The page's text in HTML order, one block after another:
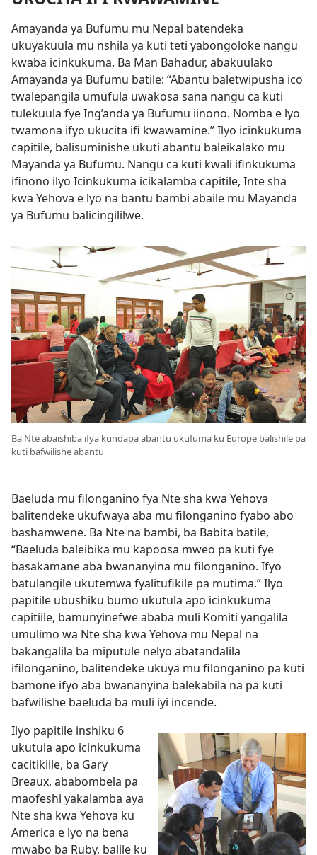
Amayanda ya Bufumu mu Nepal batendeka
ukuyakuula mu nshila ya kuti teti yabongoloke nangu
kwaba icinkukuma. Ba Man Bahadur, abakuulako
Amayanda ya Bufumu batile: “Abantu baletwipusha ico
twalepangila umufula uwakosa sana nangu ca kuti
tulekuula fye Ing’anda ya Bufumu iinono. Nomba e lyo
twamona ifyo ukucita ifi kwawamine.” Ilyo icinkukuma
capitile, balisuminishe ukuti abantu baleikalako mu
Mayanda ya Bufumu. Nangu ca kuti kwali ifinkukuma
ifinono ilyo Icinkukuma icikalamba capitile, Inte sha
kwa Yehova e lyo na bantu bambi abaile mu Mayanda
ya Bufumu balicingililwe.
Ba Nte abaishiba ifya kundapa abantu ukufuma ku Europe balishile pa
kuti bafwilishe abantu
Baeluda mu filonganino fya Nte sha kwa Yehova
balitendeke ukufwaya aba mu filonganino fyabo abo
bashamwene. Ba Nte na bambi, ba Babita batile,
“Baeluda baleibika mu kapoosa mweo pa kuti fye
basakamane aba bwananyina mu filonganino. Ifyo
batulangile ukutemwa fyalitufikile pa mutima.” Ilyo
papitile ubushiku bumo ukutula apo icinkukuma
capitiile, bamunyinefwe ababa muli Komiti yangalila
umulimo wa Nte sha kwa Yehova mu Nepal na
bakangalila ba miputule nelyo abatandalila
ifilonganino, balitendeke ukuya mu filonganino pa kuti
bamone ifyo aba bwananyina balekabila na pa kuti
bafwilishe baeluda ba muli iyi incende.
Ilyo papitile inshiku 6
ukutula apo icinkukuma
cacitikiile, ba Gary
Breaux, ababombela pa
maofeshi yakalamba aya
Nte sha kwa Yehova ku
America e lyo na bena
mwabo ba Ruby, balile ku